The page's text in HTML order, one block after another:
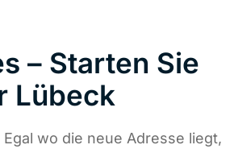
– Starten Sie
Lübeck
wo die neue Adresse liegt,